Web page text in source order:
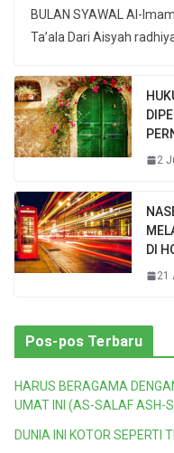
BULAN SYAWAL Al-
2
DI
21
Pos-pos Terbaru
HARUS BERAGAMA
UMAT INI (AS-SALAF ASH-
DUNIA INI KOTOR SEPERTI